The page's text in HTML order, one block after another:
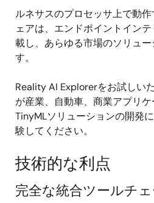
ルネサスのプロセッサ上で動
ェアは、エンドポイントイン
載し、あらゆる市場のソリュ
す。
Reality AI Explorerをお試しい
が産業、自動車、商業アプリ
TinyMLソリューションの開発
験してください。
技術的な利点
完全な統合ツールチ